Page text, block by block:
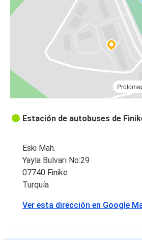
Estación de autobuses de
Eski Mah.
Yayla Bulvarı No:29
07740 Finike
Turquía
Ver esta dirección en Google